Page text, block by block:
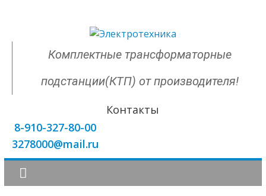
Комплектные трансформаторные
подстанции(КТП) от производителя!
Контакты
8-910-327-80-00
3278000@mail.ru